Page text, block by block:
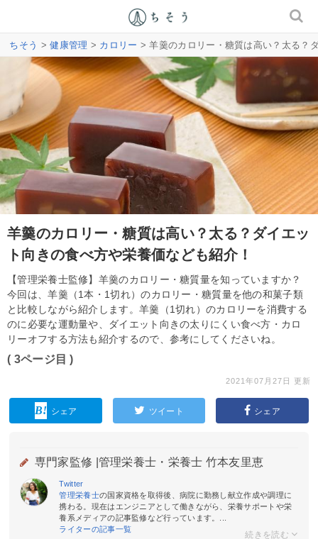
ちそう >健康管理 > カロリー > 羊羹のカロリー・糖質は高い？太る？
羊羹のカロリー・糖質は高い？太る？ダイエッ
ト向きの食べ方や栄養価なども紹介！
【管理栄養士監修】羊羹のカロリー・糖質量を知っていますか？
今回は、羊羹（1本・1切れ）のカロリー・糖質量を他の和菓子類
と比較しながら紹介します。羊羹（1切れ）のカロリーを消費する
のに必要な運動量や、ダイエット向きの太りにくい食べ方・カロ
リーオフする方法も紹介するので、参考にしてくださいね。
( 3ページ目 )
2021年07月27日 更新
シェア ツイート シェア
専門家監修 | 管理栄養士・栄養士 竹本友里恵
Twitter
管理栄養士の国家資格を取得後、病院に勤務し献立作成や調理に
携わる。現在はエンジニアとして働きながら、栄養サポートや栄
養系メディアの記事監修など行っています。...
ライターの記事一覧